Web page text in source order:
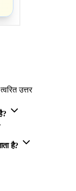
उत्तर
है?